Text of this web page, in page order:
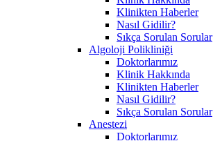
Klinikten Haberler
Nasıl Gidilir?
Sıkça Sorulan Sorular
Algoloji Polikliniği
Doktorlarımız
Klinik Hakkında
Klinikten Haberler
Nasıl Gidilir?
Sıkça Sorulan Sorular
Anestezi
Doktorlarımız